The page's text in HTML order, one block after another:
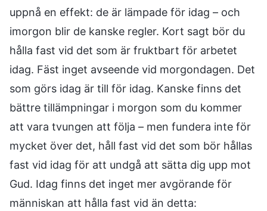
uppnå en effekt: de är lämpade för idag – och
imorgon blir de kanske regler. Kort sagt bör du
hålla fast vid det som är fruktbart för arbetet
idag. Fäst inget avseende vid morgondagen. Det
som görs idag är till för idag. Kanske finns det
bättre tillämpningar i morgon som du kommer
att vara tvungen att följa – men fundera inte för
mycket över det, håll fast vid det som bör hållas
fast vid idag för att undgå att sätta dig upp mot
Gud. Idag finns det inget mer avgörande för
människan att hålla fast vid än detta: